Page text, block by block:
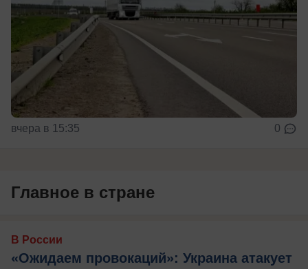
вчера в 15:35 0
Главное в стране
В России
«Ожидаем провокаций»: Украина атакует